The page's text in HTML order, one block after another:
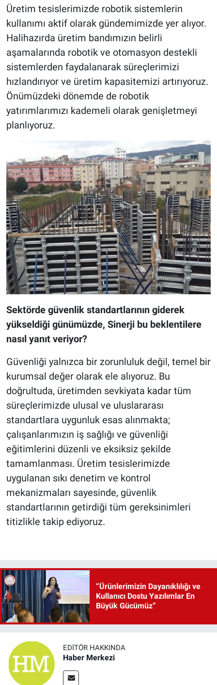
Üretim tesislerimizde robotik sistemlerin
kullanımı aktif olarak gündemimizde yer alıyor.
Halihazırda üretim bandımızın belirli
aşamalarında robotik ve otomasyon destekli
sistemlerden faydalanarak süreçlerimizi
hızlandırıyor ve üretim kapasitemizi artırıyoruz.
Önümüzdeki dönemde de robotik
yatırımlarımızı kademeli olarak genişletmeyi
planlıyoruz.
Sektörde güvenlik standartlarının giderek
yükseldiği günümüzde, Sinerji bu beklentilere
nasıl yanıt veriyor?
Güvenliği yalnızca bir zorunluluk değil, temel bir
kurumsal değer olarak ele alıyoruz. Bu
doğrultuda, üretimden sevkiyata kadar tüm
süreçlerimizde ulusal ve uluslararası
standartlara uygunluk esas alınmakta;
çalışanlarımızın iş sağlığı ve güvenliği
eğitimlerini düzenli ve eksiksiz şekilde
tamamlanması. Üretim tesislerimizde
uygulanan sıkı denetim ve kontrol
mekanizmaları sayesinde, güvenlik
standartlarının getirdiği tüm gereksinimleri
titizlikle takip ediyoruz.
“Ürünlerimizin Dayanıklılığı ve
Kullanıcı Dostu Yazılımlar En
Büyük Gücümüz”
EDITÖR HAKKINDA
Haber Merkezi